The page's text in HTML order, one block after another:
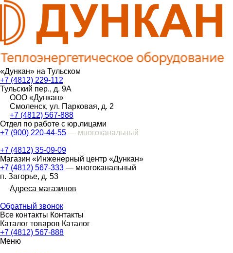
«Дункан» на Тульском
+7 (4812) 229-112
Тульский пер., д. 9А
ООО «Дункан»
Смоленск, ул. Парковая, д. 2
+7 (4812) 567-888
Отдел по работе с юр.лицами
+7 (900) 220-44-55 — многоканальный
+7 (4812) 35-09-09
Магазин «Инженерный центр «Дункан»
+7 (4812) 567-333 — многоканальный
п. Загорье, д. 53
Адреса магазинов
Обратный звонок
Все контакты Контакты
Каталог товаров Каталог
+7 (4812) 567-888
Меню